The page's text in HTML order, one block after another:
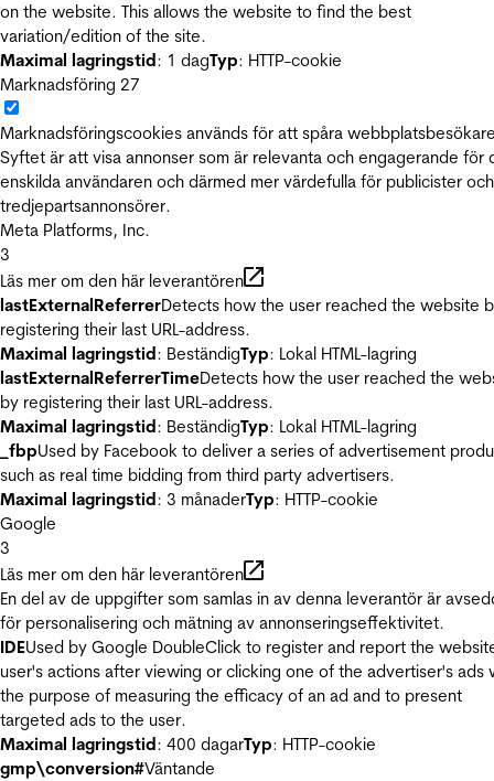
on the website. This allows the website to find the best
variation/edition of the site.
Maximal lagringstid: 1 dagTyp: HTTP-cookie
Marknadsföring 27
Marknadsföringscookies används för att spåra
Syftet är att visa annonser som är relevanta och engagerande för
enskilda användaren och därmed mer värdefulla för publicister och
tredjepartsannonsörer.
Meta Platforms, Inc.
3
Läs mer om den här leverantören
lastExternalReferrerDetects how the user reached the website
registering their last URL-address.
Maximal lagringstid: BeständigTyp: Lokal HTML-lagring
lastExternalReferrerTimeDetects how the user reached the
by registering their last URL-address.
Maximal lagringstid: BeständigTyp: Lokal HTML-lagring
_fbpUsed by Facebook to deliver a series of advertisement
such as real time bidding from third party advertisers.
Maximal lagringstid: 3 månaderTyp: HTTP-cookie
Google
3
Läs mer om den här leverantören
En del av de uppgifter som samlas in av denna leverantör är
för personalisering och mätning av annonseringseffektivitet.
IDEUsed by Google DoubleClick to register and report the
user's actions after viewing or clicking one of the advertiser's ads
the purpose of measuring the efficacy of an ad and to present
targeted ads to the user.
Maximal lagringstid: 400 dagarTyp: HTTP-cookie
gmp\conversion#Väntande